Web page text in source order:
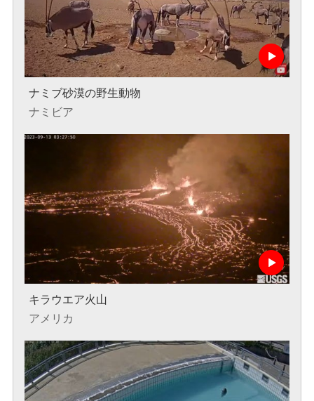
ナミブ砂漠の野生動物
ナミビア
キラウエア火山
アメリカ